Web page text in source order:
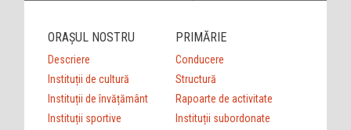
ORAȘUL NOSTRU
Descriere
Instituții de cultură
Instituții de învățământ
Instituții sportive
PRIMĂRIE
Conducere
Structură
Rapoarte de activitate
Instituții subordonate